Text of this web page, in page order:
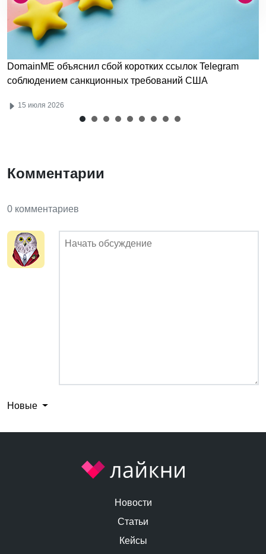
DomainME объяснил сбой коротких ссылок Telegram
соблюдением санкционных требований США
15 июля 2026
Комментарии
0 комментариев
Новые
Новости
Статьи
Кейсы